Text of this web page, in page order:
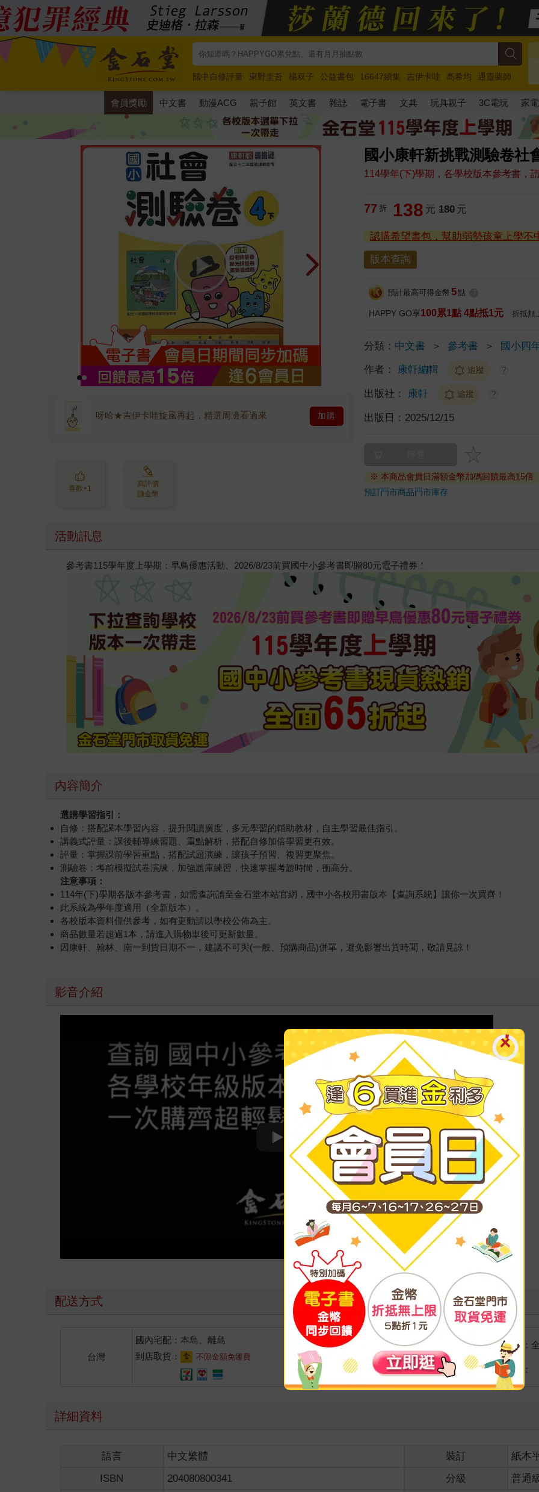
國中自修評量 東野圭吾 楊双子 公益書包 16647續集 吉伊卡哇 高希均
通靈藥師
唯紅花綻放
奧德賽 路邊攤新作 馬斯克 玩具總動員5 超慢跑
會員獎勵 中文書 動漫ACG 親子館 英文書 雜誌 電子書 文具 玩具親子 3C電玩 家電
國小康軒新挑戰測驗卷社
114學年(下)學期，各學校版本參考書，
呀哈★吉伊卡哇旋風再起，精選周邊看過來 加購
喜歡+1
寫評價
賺金幣
77 折 138 元 180 元
認購希望書包，幫助弱勢孩童上學不
版本查詢
預計最高可得金幣 5 點
HAPPY GO享100累1點 4點抵1元 折抵無
分類： 中文書 ＞ 參考書 ＞ 國小四
作者： 康軒編輯 追蹤 ?
出版社： 康軒 追蹤 ?
出版日： 2025/12/15
※ 本商品會員日滿額金幣加碼回饋最高15倍
預訂門市商品門市庫存
活動訊息
參考書115學年度上學期：早鳥優惠活動、2026/8/23前買國中小參考書即贈80元電子禮券！
內容簡介
選購學習指引：
自修：搭配課本學習內容，提升閱讀廣度，多元學習的輔助教材，自主學習最佳指引。
講義式評量：課後輔導練習題、重點解析，搭配自修加倍學習更有效。
評量：掌握課前學習重點，搭配試題演練，讓孩子預習、複習更聚焦。
測驗卷：考前模擬試卷演練，加強題庫練習，快速掌握考題時間，衝高分。
注意事項：
114年(下)學期各版本參考書，如需查詢請至金石堂本站官網，國中小各校用書版本【查詢系統】讓你一次買齊！
此系統為學年度適用（全新版本）。
各校版本資料僅供參考，如有更動請以學校公佈為主。
商品數量若超過1本，請進入購物車後可更新數量。
因康軒、翰林、南一到貨日期不一，建議不可與(一般、預購商品)併單，避免影響出貨時間，敬請見諒！
影音介紹
Play video
配送方式
台灣
國內宅配：本島、離島
到店取貨：
不限金額免運費 海外
國際快遞：
港澳店取：
詳細資料
語言 中文繁體 裝訂
紙本
ISBN
204080800341 分級
普通